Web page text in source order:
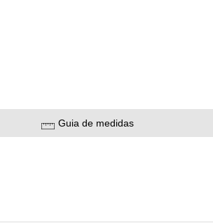
Guia de medidas